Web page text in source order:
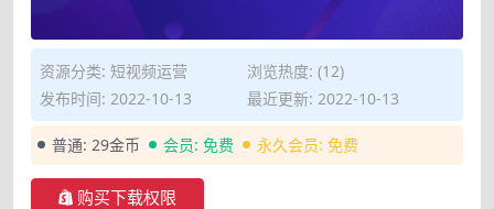
资源分类: 短视频运营
浏览热度: (12)
发布时间: 2022-10-13
最近更新: 2022-10-13
普通: 29金币 会员: 免费 永久会员: 免费
购买下载权限